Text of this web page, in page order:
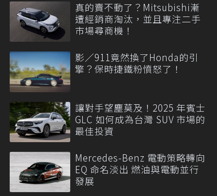
真的賣不動了？Mitsubishi漸
遭經銷商淘汰，並且專注二手
市場尋商機！
影／911竟然換了Honda的引
擎？保時捷鐵粉憤怒了！
讓對手望塵莫及！2025 年賓士
GLC 如何成為台灣 SUV 市場的
最佳投資
Mercedes-Benz 電動策略轉向
EQ 命名淡出 燃油與電動並行
發展